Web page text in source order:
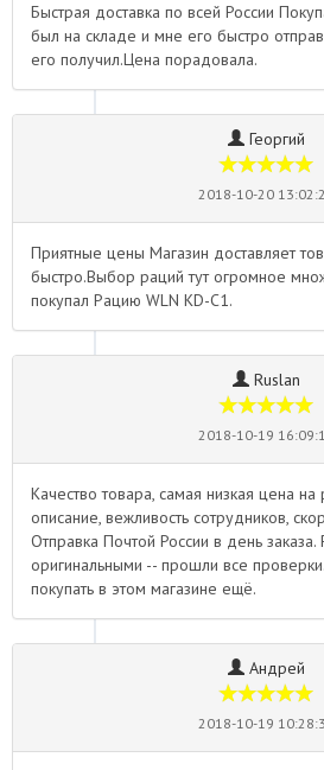
Быстрая доставка по всей России
был на складе и мне его быстро
его получил.Цена порадовала.
Георгий
2018-10-20
Приятные цены Магазин доставляет
быстро.Выбор раций тут огромное
покупал Рацию WLN KD-C1.
Ruslan
2018-10-19
Качество товара, самая низкая цена
описание, вежливость сотрудников,
Отправка Почтой России в день заказа.
оригинальными -- прошли все
покупать в этом магазине ещё.
Андрей
2018-10-19